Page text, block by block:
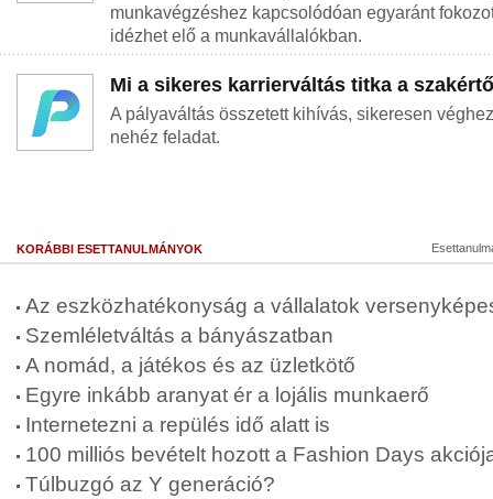
munkavégzéshez kapcsolódóan egyaránt
idézhet elő a munkavállalókban.
Mi a sikeres karrierváltás titka a
A pályaváltás összetett kihívás, sikeresen
nehéz feladat.
KORÁBBI ESETTANULMÁNYOK
Az eszközhatékonyság a vállalatok
Szemléletváltás a bányászatban
A nomád, a játékos és az üzletkötő
Egyre inkább aranyat ér a lojális munkaerő
Internetezni a repülés idő alatt is
100 milliós bevételt hozott a Fashion Days
Túlbuzgó az Y generáció?